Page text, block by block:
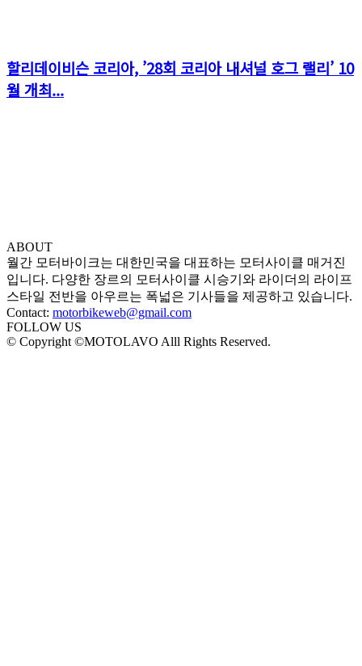
할리데이비슨 코리아, ’28회 코리아 내셔널 호그 랠리’ 10
월 개최...
ABOUT
월간 모터바이크는 대한민국을 대표하는 모터사이클 매거진
입니다. 다양한 장르의 모터사이클 시승기와 라이더의 라이프
스타일 전반을 아우르는 폭넓은 기사들을 제공하고 있습니다.
Contact: motorbikeweb@gmail.com
FOLLOW US
© Copyright ©MOTOLAVO Alll Rights Reserved.